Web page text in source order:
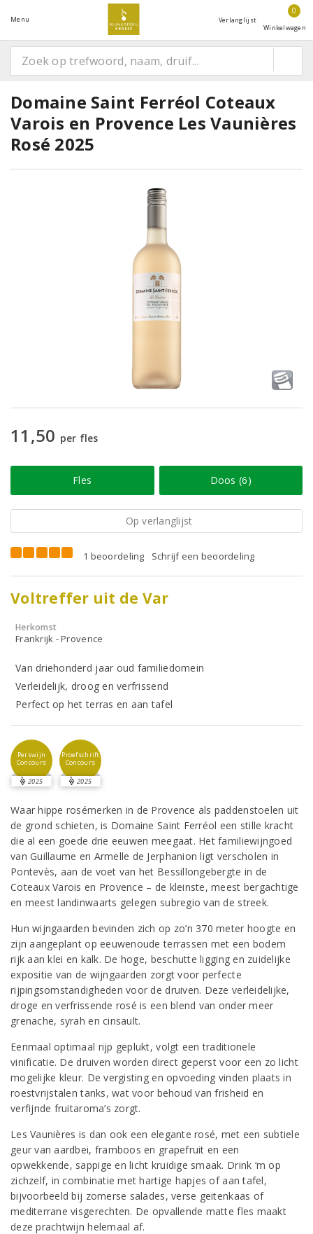
Menu Verlanglijst
0
Winkelwagen
Domaine Saint Ferréol Coteaux
Varois en Provence Les Vaunières
Rosé 2025
11,50 per fles
Fles Doos (6)
Op verlanglijst
1 beoordeling Schrijf een beoordeling
Voltreffer uit de Var
Herkomst
Frankrijk - Provence
Van driehonderd jaar oud familiedomein
Verleidelijk, droog en verfrissend
Perfect op het terras en aan tafel
Perswijn
Concours
2025
Proefschrift
Concours
2025
Waar hippe rosémerken in de Provence als paddenstoelen uit
de grond schieten, is Domaine Saint Ferréol een stille kracht
die al een goede drie eeuwen meegaat. Het familiewijngoed
van Guillaume en Armelle de Jerphanion ligt verscholen in
Pontevès, aan de voet van het Bessillongebergte in de
Coteaux Varois en Provence – de kleinste, meest bergachtige
en meest landinwaarts gelegen subregio van de streek.
Hun wijngaarden bevinden zich op zo’n 370 meter hoogte en
zijn aangeplant op eeuwenoude terrassen met een bodem
rijk aan klei en kalk. De hoge, beschutte ligging en zuidelijke
expositie van de wijngaarden zorgt voor perfecte
rijpingsomstandigheden voor de druiven. Deze verleidelijke,
droge en verfrissende rosé is een blend van onder meer
grenache, syrah en cinsault.
Eenmaal optimaal rijp geplukt, volgt een traditionele
vinificatie. De druiven worden direct geperst voor een zo licht
mogelijke kleur. De vergisting en opvoeding vinden plaats in
roestvrijstalen tanks, wat voor behoud van frisheid en
verfijnde fruitaroma’s zorgt.
Les Vaunières is dan ook een elegante rosé, met een subtiele
geur van aardbei, framboos en grapefruit en een
opwekkende, sappige en licht kruidige smaak. Drink ‘m op
zichzelf, in combinatie met hartige hapjes of aan tafel,
bijvoorbeeld bij zomerse salades, verse geitenkaas of
mediterrane visgerechten. De opvallende matte fles maakt
deze prachtwijn helemaal af.